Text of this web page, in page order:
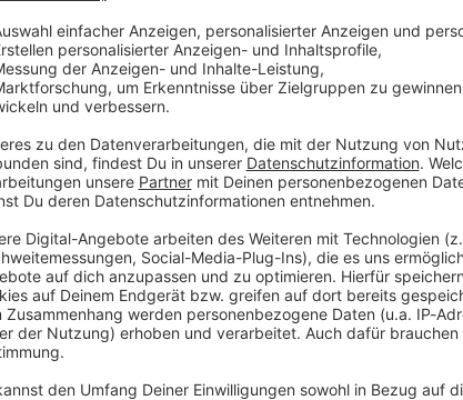
die Geschäfte mit dem Iran machen, sollen US-Zölle von
Donald Trump auf der Online-Plattform Truth
drei Sätzen wurde zunächst nicht klar, was genau die
machen» umfasst. Zu den wichtigsten
die von den USA und der EU mit weitreichenden
anderem Indien, China und die Türkei.
US-Präsident zu solchen «indirekten» Zöllen greift. Trump
von bis zu 50 Prozent auf Waren aus Indien im
Erdöls durch das Land verhängt. Zusätzliche Zölle
den Handelskonflikt zwischen Peking und Washington